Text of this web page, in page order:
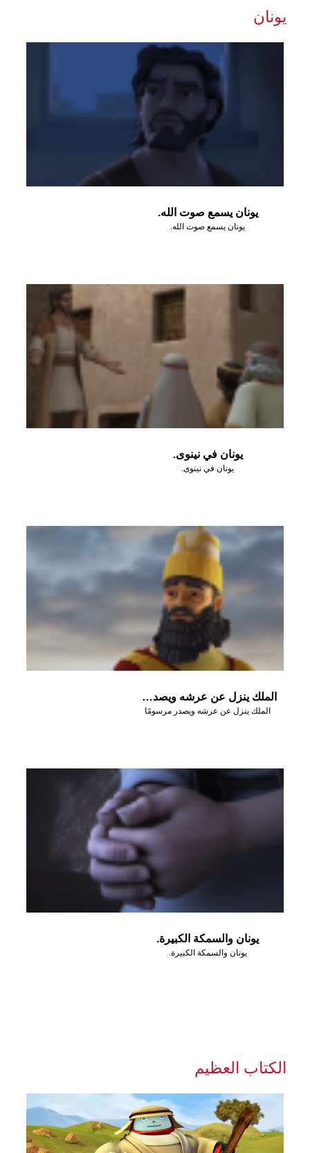
يونان
يونان يسمع صوت الله.
يونان يسمع صوت الله.
يونان في نينوى.
يونان في نينوى.
الملك ينزل عن عرشه ويصدر مرسومًا
الملك ينزل عن عرشه ويصدر مرسومًا
يونان والسمكة الكبيرة.
يونان والسمكة الكبيرة.
الكتاب العظيم